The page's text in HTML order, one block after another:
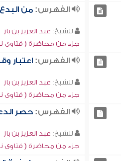
الفهرس: من
للشيخ: عبد العزيز بن باز
جزء من محاضرة ( فتاوى نور
الفهرس: اعتبار
للشيخ: عبد العزيز بن باز
جزء من محاضرة ( فتاوى نور
الفهرس: حصر
للشيخ: عبد العزيز بن باز
جزء من محاضرة ( فتاوى نور